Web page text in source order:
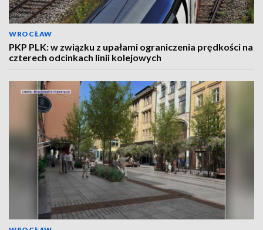
WROCŁAW
PKP PLK: w związku z upałami ograniczenia prędkości na
czterech odcinkach linii kolejowych